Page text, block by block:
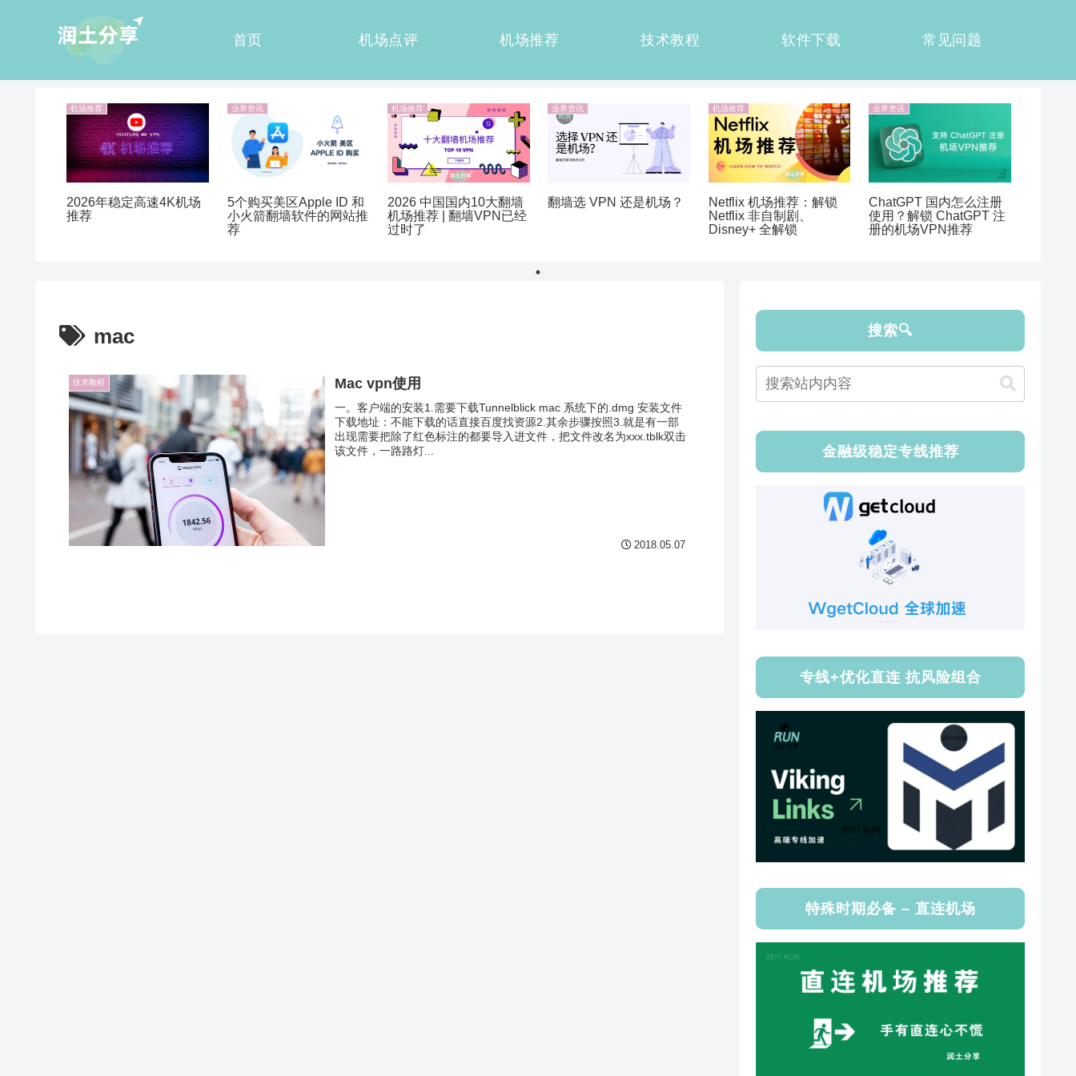
首页 机场点评 机场推荐 技术教程 软件下载 常见问题
机场推荐
2026年稳定高速4K机场
推荐
业界资讯
5个购买美区Apple ID 和
小火箭翻墙软件的网站推
荐
机场推荐
2026 中国国内10大翻墙
机场推荐 | 翻墙VPN已经
过时了
业界资讯
翻墙选 VPN 还是机场？
机场推荐
Netflix 机场推荐：解锁
Netflix 非自制剧、
Disney+ 全解锁
业界资讯
ChatGPT 国内怎么注册
使用？解锁 ChatGPT 注
册的机场VPN推荐
mac
技术教程 Mac vpn使用
一。客户端的安装1.需要下载Tunnelblick mac 系统下的.dmg 安装文件
下载地址：不能下载的话直接百度找资源2.其余步骤按照3.就是有一部
出现需要把除了红色标注的都要导入进文件，把文件改名为xxx.tblk双击
该文件，一路路灯...
2018.05.07
搜索🔍
金融级稳定专线推荐
专线+优化直连 抗风险组合
特殊时期必备 – 直连机场